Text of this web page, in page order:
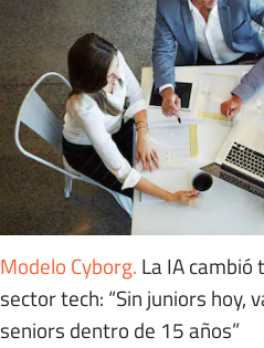
Modelo Cyborg. La IA
sector tech: “Sin juniors hoy,
seniors dentro de 15 años”